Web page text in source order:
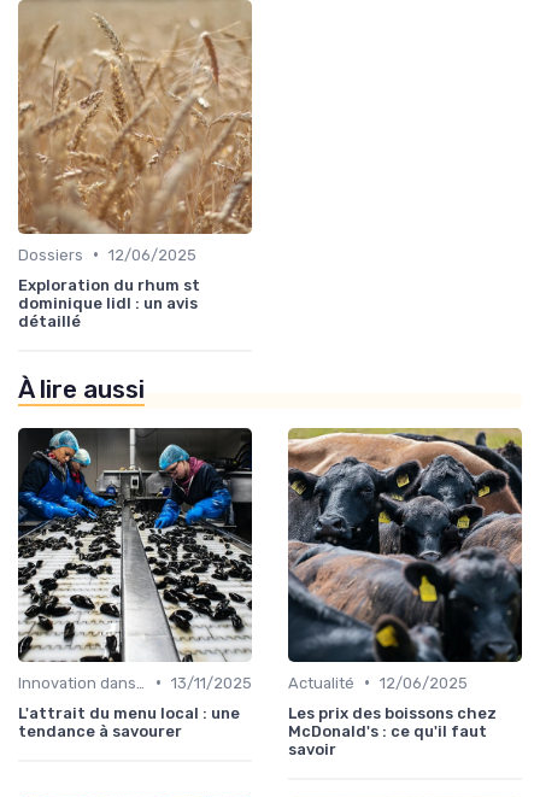
Dossiers • 12/06/2025
Exploration du rhum st
dominique lidl : un avis
détaillé
À lire aussi
• 13/11/2025
L'attrait du menu local : une
tendance à savourer
Actualité • 12/06/2025
Les prix des boissons chez
McDonald's : ce qu'il faut
savoir